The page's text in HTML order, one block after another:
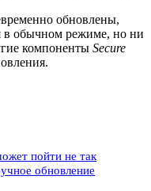
обновлены,
в обычном режиме, но ни
компоненты Secure
пойти не так
обновление